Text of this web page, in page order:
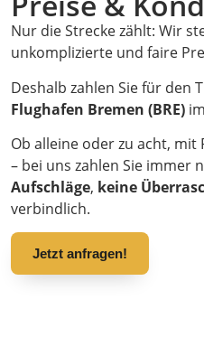
Nur die Strecke zählt: Wir
unkomplizierte und faire
Deshalb zahlen Sie für den
Flughafen Bremen (BRE)
Ob alleine oder zu acht, mit
– bei uns zahlen Sie immer
Aufschläge, keine
verbindlich.
Jetzt anfragen!